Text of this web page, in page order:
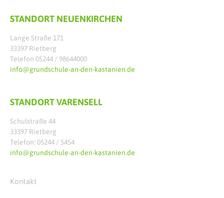
STANDORT NEUENKIRCHEN
Lange Straße 171
33397 Rietberg
Telefon 05244 / 98644000
info@grundschule-an-den-kastanien.de
STANDORT VARENSELL
Schulstraße 44
33397 Rietberg
Telefon: 05244 / 5454
info@grundschule-an-den-kastanien.de
Kontakt